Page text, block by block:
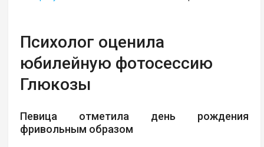
Психолог оценила
юбилейную фотосессию
Глюкозы
Певица отметила день рождения
фривольным образом